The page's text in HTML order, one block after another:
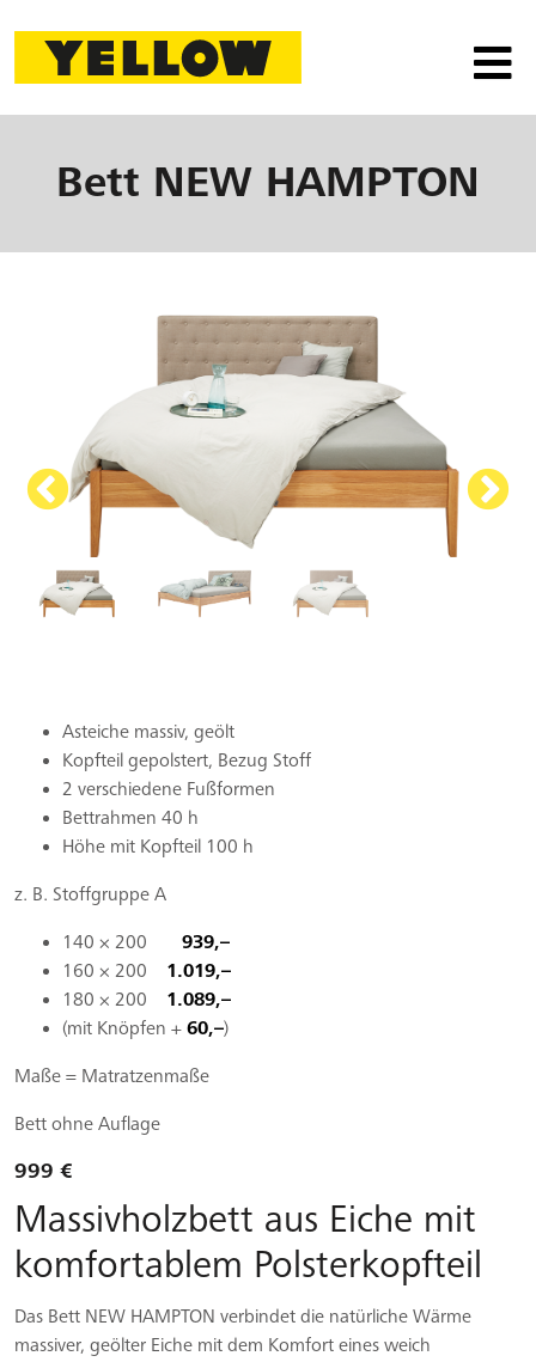
Bett NEW HAMPTON
Asteiche massiv, geölt
Kopfteil gepolstert, Bezug Stoff
2 verschiedene Fußformen
Bettrahmen 40 h
Höhe mit Kopfteil 100 h
z. B. Stoffgruppe A
140 × 200 939,–
160 × 200 1.019,–
180 × 200 1.089,–
(mit Knöpfen + 60,–)
Maße = Matratzenmaße
Bett ohne Auflage
999 €
Massivholzbett aus Eiche mit
komfortablem Polsterkopfteil
Das Bett NEW HAMPTON verbindet die natürliche Wärme
massiver, geölter Eiche mit dem Komfort eines weich